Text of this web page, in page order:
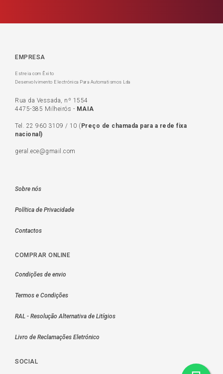
EMPRESA
Estreia com Êxito
Desenvolvimento Electrónica Para Automatismos Lda
Rua da Vessada, nº 1554
4475-385 Milheirós - MAIA
Tel. 22 960 3109 / 10 ( Preço de c hamada para a rede fixa
nacional)
geral.ece@gmail.com
Sobre nós
Política de Privacidade
Contactos
COMPRAR ONLINE
Condições de envio
Termos e Condições
RAL - Resolução Alternativa de Litígios
Livro de Reclamações Eletrónico
SOCIAL